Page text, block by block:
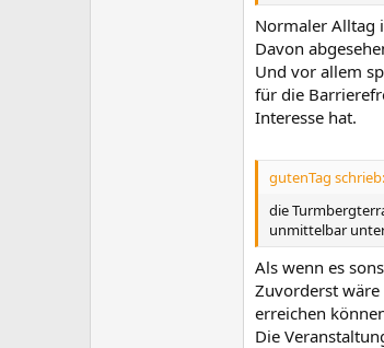
Normaler Alltag
Davon
Und vor allem
für die
Interesse hat.
gutenTag schrieb:
die
unmittelbar
Als wenn es
Zuvorderst wäre
erreichen
Die